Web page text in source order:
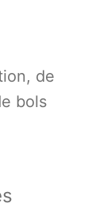
de
bols